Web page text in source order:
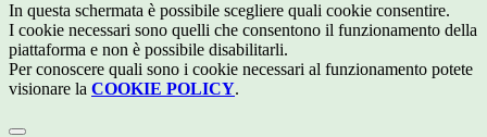
In questa schermata è possibile scegliere quali cookie consentire.
I cookie necessari sono quelli che consentono il funzionamento della
piattaforma e non è possibile disabilitarli.
Per conoscere quali sono i cookie necessari al funzionamento potete
visionare la COOKIE POLICY.